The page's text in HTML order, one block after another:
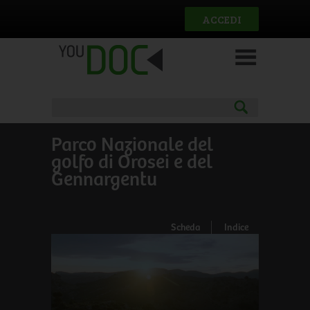
ACCEDI
Parco Nazionale del
golfo di Orosei e del
Gennargentu
Scheda Indice